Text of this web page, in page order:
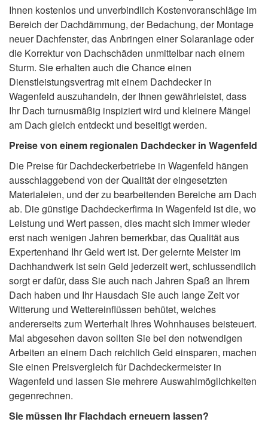
Ihnen kostenlos und unverbindlich Kostenvoranschläge im
Bereich der Dachdämmung, der Bedachung, der Montage
neuer Dachfenster, das Anbringen einer Solaranlage oder
die Korrektur von Dachschäden unmittelbar nach einem
Sturm. Sie erhalten auch die Chance einen
Dienstleistungsvertrag mit einem Dachdecker in
Wagenfeld auszuhandeln, der Ihnen gewährleistet, dass
Ihr Dach turnusmäßig inspiziert wird und kleinere Mängel
am Dach gleich entdeckt und beseitigt werden.
Preise von einem regionalen Dachdecker in Wagenfeld
Die Preise für Dachdeckerbetriebe in Wagenfeld hängen
ausschlaggebend von der Qualität der eingesetzten
Materialeien, und der zu bearbeitenden Bereiche am Dach
ab. Die günstige Dachdeckerfirma in Wagenfeld ist die, wo
Leistung und Wert passen, dies macht sich immer wieder
erst nach wenigen Jahren bemerkbar, das Qualität aus
Expertenhand Ihr Geld wert ist. Der gelernte Meister im
Dachhandwerk ist sein Geld jederzeit wert, schlussendlich
sorgt er dafür, dass Sie auch nach Jahren Spaß an Ihrem
Dach haben und Ihr Hausdach Sie auch lange Zeit vor
Witterung und Wettereinflüssen behütet, welches
andererseits zum Werterhalt Ihres Wohnhauses beisteuert.
Mal abgesehen davon sollten Sie bei den notwendigen
Arbeiten an einem Dach reichlich Geld einsparen, machen
Sie einen Preisvergleich für Dachdeckermeister in
Wagenfeld und lassen Sie mehrere Auswahlmöglichkeiten
gegenrechnen.
Sie müssen Ihr Flachdach erneuern lassen?